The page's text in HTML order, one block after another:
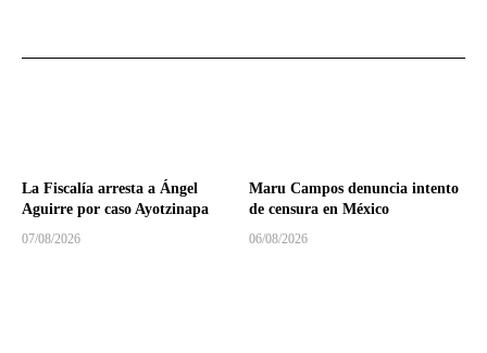
La Fiscalía arresta a Ángel
Aguirre por caso Ayotzinapa
07/08/2026
Maru Campos denuncia intento
de censura en México
06/08/2026